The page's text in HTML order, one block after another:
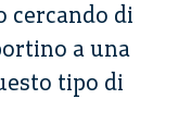
cercando di
a una
tipo di